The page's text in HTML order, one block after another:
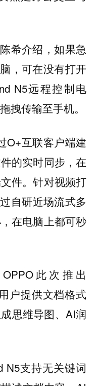
希介绍，如果急
，可在没有打开
N5远程控制电
拽传输至手机。
O+互联客户端建
的实时同步，在
件。针对视频打
自研近场流式多
在电脑上都可秒
此次推出
户提供文档格式
思维导图、AI润
N5支持无关键词